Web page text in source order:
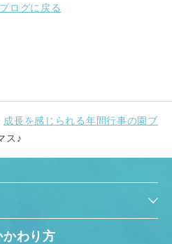
ログに戻る
成長を感じられる年間行事の園ブ
ス♪
わり方